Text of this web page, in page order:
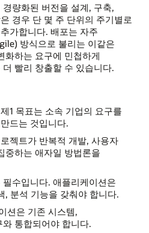
량화된 버전을 설계, 구축,
경우 단 몇 주 단위의 주기별로
가합니다. 배포는 자주
방식으로 불리는 이같은
화하는 요구에 민첩하게
빨리 창출할 수 있습니다.
1 목표는 소속 기업의 요구를
드는 것입니다.
젝트가 반복적 개발, 사용자
중하는 애자일 방법론을
수입니다. 애플리케이션은
, 분석 기능을 갖춰야 합니다.
션은 기존 시스템,
통합되어야 합니다.